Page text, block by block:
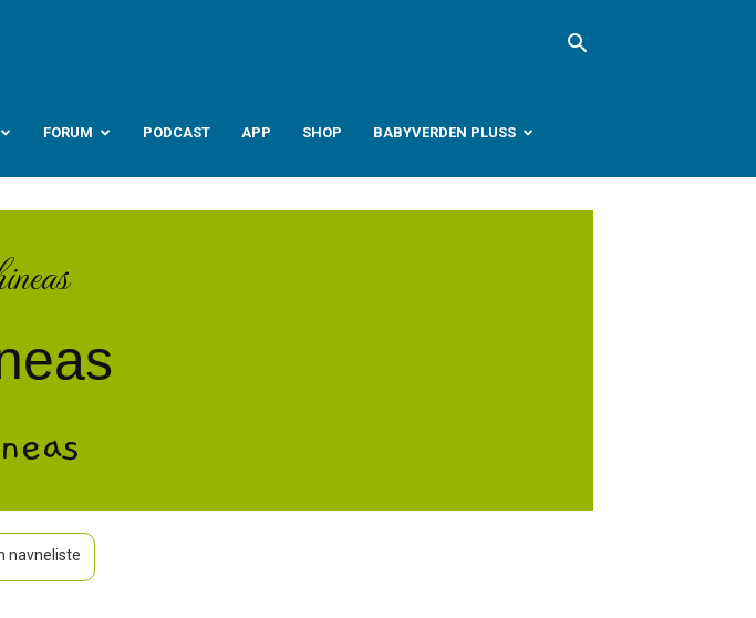
FORUM PODCAST APP SHOP BABYVERDEN PLUSS
navneliste